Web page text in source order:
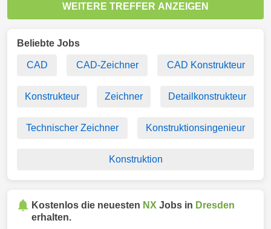
WEITERE TREFFER ANZEIGEN
Beliebte Jobs
CAD CAD-Zeichner CAD Konstrukteur
Konstrukteur Zeichner Detailkonstrukteur
Technischer Zeichner Konstruktionsingenieur
Konstruktion
Kostenlos die neuesten NX Jobs in Dresden
erhalten.